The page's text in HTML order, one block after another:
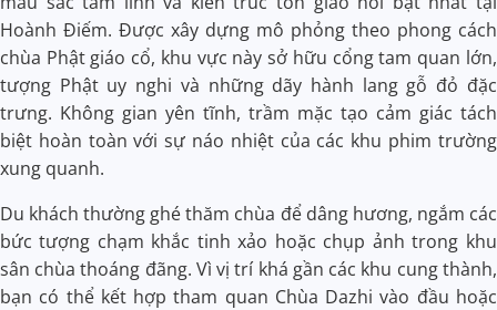
Hoành Điếm. Được xây dựng mô phỏng theo phong cách
chùa Phật giáo cổ, khu vực này sở hữu cổng tam quan lớn,
tượng Phật uy nghi và những dãy hành lang gỗ đỏ đặc
trưng. Không gian yên tĩnh, trầm mặc tạo cảm giác tách
biệt hoàn toàn với sự náo nhiệt của các khu phim trường
xung quanh.
Du khách thường ghé thăm chùa để dâng hương, ngắm các
bức tượng chạm khắc tinh xảo hoặc chụp ảnh trong khu
sân chùa thoáng đãng. Vì vị trí khá gần các khu cung thành,
bạn có thể kết hợp tham quan Chùa Dazhi vào đầu hoặc